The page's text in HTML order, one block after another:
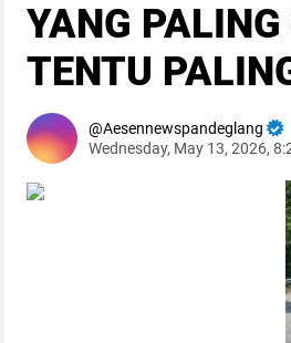
YANG
TENTU
Aesennewspandeglang
Wednesday, May 13, 2026,